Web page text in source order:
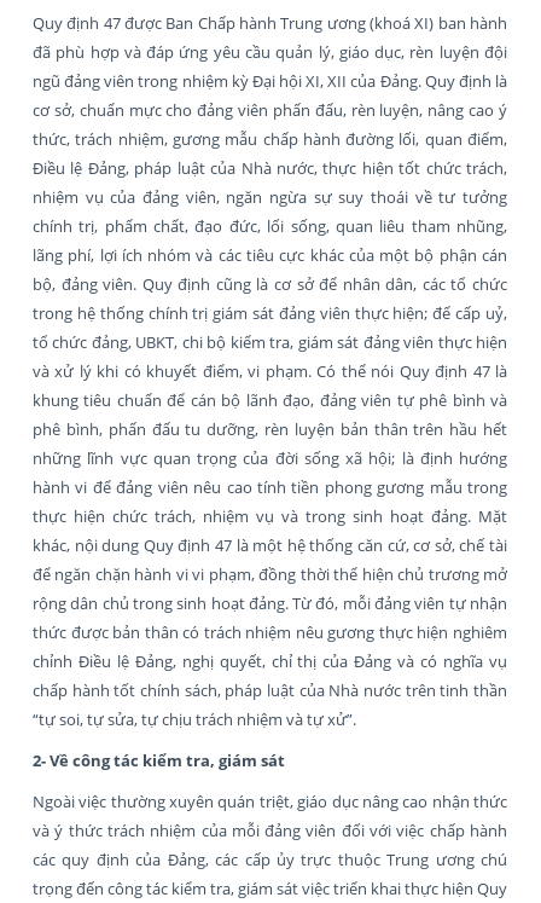
Quy định 47 được Ban Chấp hành Trung ương (khoá XI) ban hành
đã phù hợp và đáp ứng yêu cầu quản lý, giáo dục, rèn luyện đội
ngũ đảng viên trong nhiệm kỳ Đại hội XI, XII của Đảng. Quy định là
cơ sở, chuẩn mực cho đảng viên phấn đấu, rèn luyện, nâng cao ý
thức, trách nhiệm, gương mẫu chấp hành đường lối, quan điểm,
Điều lệ Đảng, pháp luật của Nhà nước, thực hiện tốt chức trách,
nhiệm vụ của đảng viên, ngăn ngừa sự suy thoái về tư tưởng
chính trị, phẩm chất, đạo đức, lối sống, quan liêu tham nhũng,
lãng phí, lợi ích nhóm và các tiêu cực khác của một bộ phận cán
bộ, đảng viên. Quy định cũng là cơ sở để nhân dân, các tổ chức
trong hệ thống chính trị giám sát đảng viên thực hiện; để cấp uỷ,
tổ chức đảng, UBKT, chi bộ kiểm tra, giám sát đảng viên thực hiện
và xử lý khi có khuyết điểm, vi phạm. Có thể nói Quy định 47 là
khung tiêu chuẩn để cán bộ lãnh đạo, đảng viên tự phê bình và
phê bình, phấn đấu tu dưỡng, rèn luyện bản thân trên hầu hết
những lĩnh vực quan trọng của đời sống xã hội; là định hướng
hành vi để đảng viên nêu cao tính tiền phong gương mẫu trong
thực hiện chức trách, nhiệm vụ và trong sinh hoạt đảng. Mặt
khác, nội dung Quy định 47 là một hệ thống căn cứ, cơ sở, chế tài
để ngăn chặn hành vi vi phạm, đồng thời thể hiện chủ trương mở
rộng dân chủ trong sinh hoạt đảng. Từ đó, mỗi đảng viên tự nhận
thức được bản thân có trách nhiệm nêu gương thực hiện nghiêm
chỉnh Ðiều lệ Ðảng, nghị quyết, chỉ thị của Ðảng và có nghĩa vụ
chấp hành tốt chính sách, pháp luật của Nhà nước trên tinh thần
“tự soi, tự sửa, tự chịu trách nhiệm và tự xử”.
2- Về công tác kiểm tra, giám sát
Ngoài việc thường xuyên quán triệt, giáo dục nâng cao nhận thức
và ý thức trách nhiệm của mỗi đảng viên đối với việc chấp hành
các quy định của Đảng, các cấp ủy trực thuộc Trung ương chú
trọng đến công tác kiểm tra, giám sát việc triển khai thực hiện Quy